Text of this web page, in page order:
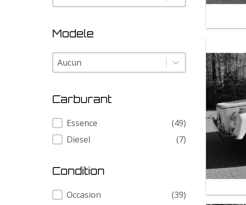
Modele
Modele
Modele
Carburant
Carburant
Essence
(49)
Diesel
(7)
Condition
Condition
Occasion
(39)